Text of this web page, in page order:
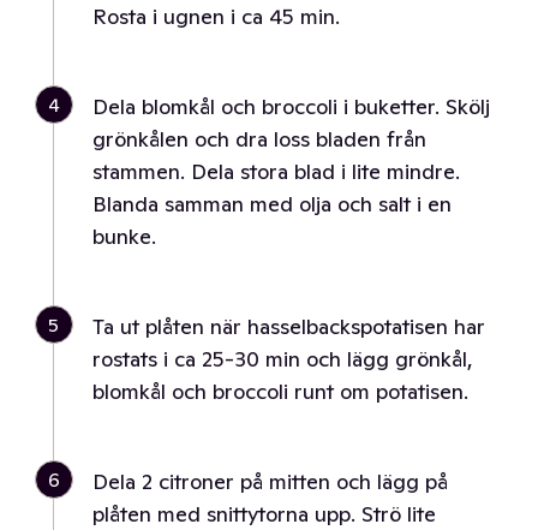
Rosta i ugnen i ca 45 min.
4
Dela blomkål och broccoli i buketter. Skölj
grönkålen och dra loss bladen från
stammen. Dela stora blad i lite mindre.
Blanda samman med olja och salt i en
bunke.
5
Ta ut plåten när hasselbackspotatisen har
rostats i ca 25-30 min och lägg grönkål,
blomkål och broccoli runt om potatisen.
6
Dela 2 citroner på mitten och lägg på
plåten med snittytorna upp. Strö lite